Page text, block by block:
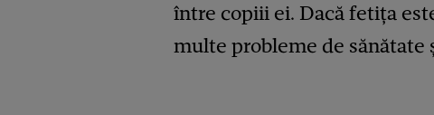
între copiii ei. Dacă fetița
multe probleme de sănătate